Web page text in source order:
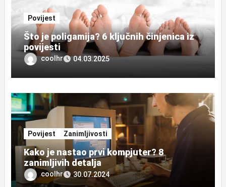
Povijest
Što je poligamija? 6 ključnih činjenica iz
povijesti
coolhr 04.03.2025
Povijest Zanimljivosti
Kako je nastao prvi kompjuter? 8
zanimljivih detalja
coolhr 30.07.2024